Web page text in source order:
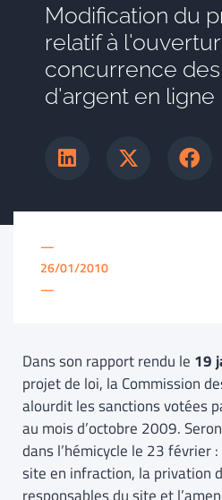
Modification du
relatif à
concurrence
d'argent en ligne
—
26/01/2010
—
Dans son rapport rendu le 19
projet de loi, la Commission
alourdit les sanctions votées
au mois d’octobre 2009.
dans l’hémicycle le 23 février
site en infraction, la privation